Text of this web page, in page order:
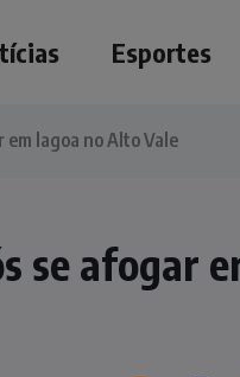
Esportes
em lagoa no Alto Vale
se afogar